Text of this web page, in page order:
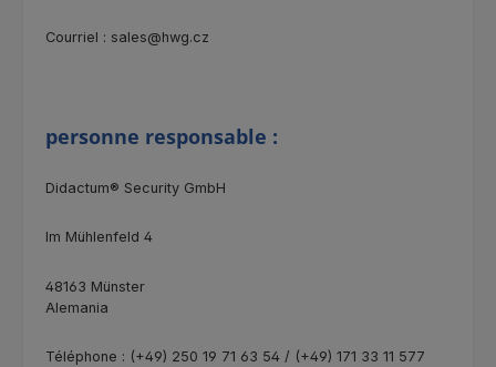
Courriel : sales@hwg.cz
personne responsable :
Didactum® Security GmbH
Im Mühlenfeld 4
48163 Münster
Alemania
Téléphone : (+49) 250 19 71 63 54 / (+49) 171 33 11 577